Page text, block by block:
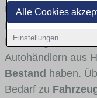
Alle Cookies
Einstellungen
Umlandverkehr zu
Fahrertypen die
Fahrzeuge
Autohändlern aus
Bestand haben.
Bedarf zu